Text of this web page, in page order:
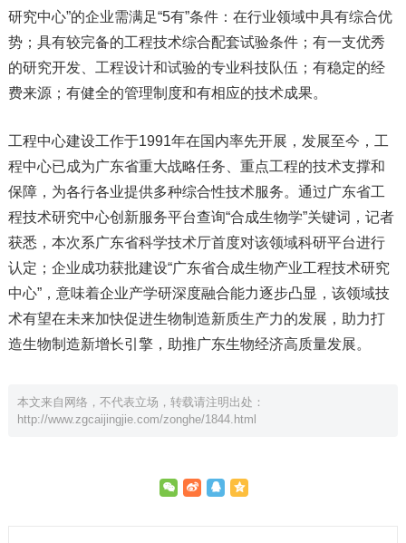
研究中心”的企业需满足“5有”条件：在行业领域中具有综合优
势；具有较完备的工程技术综合配套试验条件；有一支优秀
的研究开发、工程设计和试验的专业科技队伍；有稳定的经
费来源；有健全的管理制度和有相应的技术成果。
工程中心建设工作于1991年在国内率先开展，发展至今，工
程中心已成为广东省重大战略任务、重点工程的技术支撑和
保障，为各行各业提供多种综合性技术服务。通过广东省工
程技术研究中心创新服务平台查询“合成生物学”关键词，记者
获悉，本次系广东省科学技术厅首度对该领域科研平台进行
认定；企业成功获批建设“广东省合成生物产业工程技术研究
中心”，意味着企业产学研深度融合能力逐步凸显，该领域技
术有望在未来加快促进生物制造新质生产力的发展，助力打
造生物制造新增长引擎，助推广东生物经济高质量发展。
本文来自网络，不代表立场，转载请注明出处：
http://www.zgcaijingjie.com/zonghe/1844.html